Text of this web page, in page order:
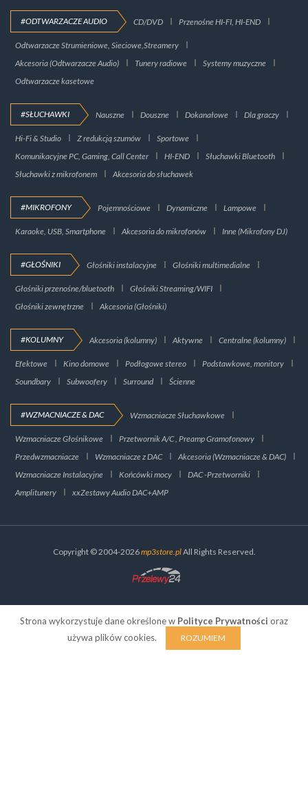
#ODTWARZACZE AUDIO CD/DVD Przenośne HI-FI, HI-END
Odtwarzacze Strumieniowe, Sieciowe,Streamery
Akcesoria (Odtwarzacze Audio)
Tunery radiowe
Systemy muzyczne
Odtwarzacze kasetowe
#SŁUCHAWKI Nauszne Douszne Dokanałowe Dla graczy
Hi-Fi & Studio Z redukcją szumów
Sportowe
Komunikacyjne PC, Gaming, Call Center
HI-END
Słuchawki Bluetooth
Słuchawki z mikrofonem
Akcesoria do słuchawek
#MIKROFONY Pojemnościowe Dynamiczne Lampowe
Karaoke, USB, Smartphone Akcesoria do mikrofonów Inne (Mikrofony DJ)
#GŁOŚNIKI Głośniki instalacyjne Głośniki multimedialne
Głośniki przenośne/bluetooth
Głośniki Streaming/WIFI
Głośniki zewnętrzne
Akcesoria (Głośniki)
#KOLUMNY Akcesoria (kolumny) Aktywne Centralne (kolumny)
Efektowe Kino domowe Podłogowe stereo
Podstawkowe, monitory
Soundbary
Subwoofery Surround Ścienne
#WZMACNIACZE & DAC Wzmacniacze Słuchawkowe
Wzmacniacze Głośnikowe
Przetwornik A/C , Preamp Gramofonowy
Przedwzmacniacze
Wzmacniacze z DAC
Akcesoria (Wzmacniacze & DAC)
Wzmacniacze Instalacyjne
Końcówki mocy
DAC -Przetworniki
Amplitunery
xxZestawy Audio DAC+AMP
Copyright © 2004-2026mp3store.plAll Rights Reserved.
Strona wykorzystuje dane określone w Polityce Prywatności oraz
używa plików cookies.
ROZUMIEM